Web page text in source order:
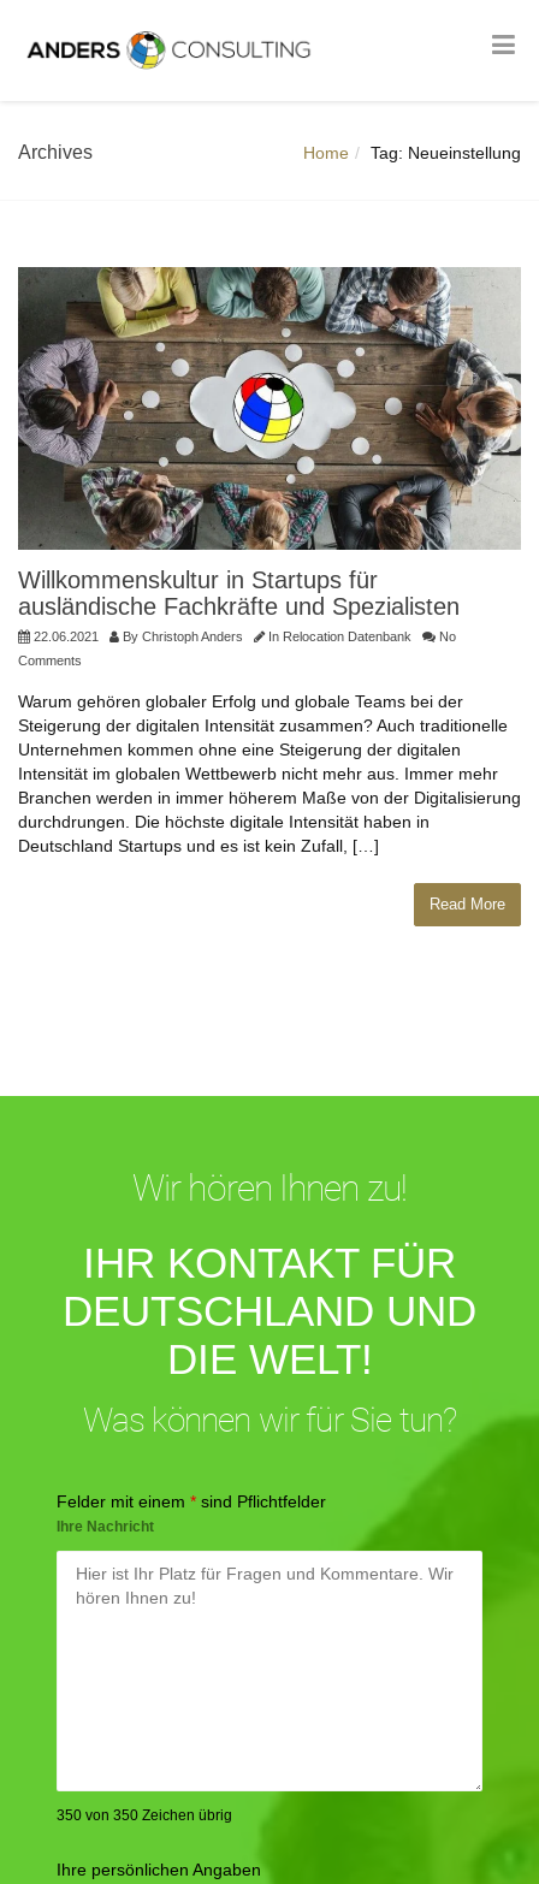
Archives Home Tag: Neueinstellung
Willkommenskultur in Startups für
ausländische Fachkräfte und Spezialisten
22.06.2021 By Christoph Anders In Relocation Datenbank
No
Comments
Warum gehören globaler Erfolg und globale Teams bei der
Steigerung der digitalen Intensität zusammen? Auch traditionelle
Unternehmen kommen ohne eine Steigerung der digitalen
Intensität im globalen Wettbewerb nicht mehr aus. Immer mehr
Branchen werden in immer höherem Maße von der Digitalisierung
durchdrungen. Die höchste digitale Intensität haben in
Deutschland Startups und es ist kein Zufall, […]
Read More
Wir hören Ihnen zu!
IHR KONTAKT FÜR
DEUTSCHLAND UND
DIE WELT!
Was können wir für Sie tun?
Felder mit einem * sind Pflichtfelder
Ihre Nachricht
350 von 350 Zeichen übrig
Ihre persönlichen Angaben